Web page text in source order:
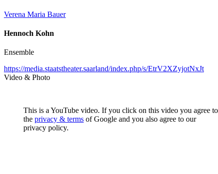
Verena Maria Bauer
Hennoch Kohn
Ensemble
https://media.staatstheater.saarland/index.php/s/EtrV2XZyjotNxJt
Video & Photo
This is a YouTube video. If you click on this video you agree to
the privacy & terms of Google and you also agree to our
privacy policy.